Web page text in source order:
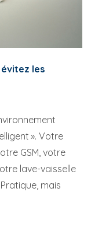
les
». Votre
GSM, votre
lave-vaisselle
mais